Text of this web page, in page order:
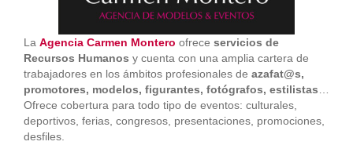
La Agencia Carmen Montero ofrece servicios de
Recursos Humanos y cuenta con una amplia cartera de
trabajadores en los ámbitos profesionales de azafat@s,
promotores, modelos, figurantes, fotógrafos, estilistas
Ofrece cobertura para todo tipo de eventos: culturales,
deportivos, ferias, congresos, presentaciones, promociones,
desfiles.